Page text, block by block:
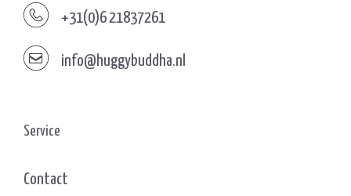
+31(0)6 21837261
info@huggybuddha.nl
Service
Contact